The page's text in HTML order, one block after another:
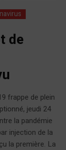
de
frappe de plein
jeudi 24
la pandémie
injection de la
la première. La